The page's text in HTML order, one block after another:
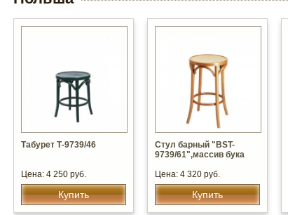
Табурет Т-9739/46
Цена: 4 250 руб.
Купить
Стул барный "BST-
9739/61",массив бука
Цена: 4 320 руб.
Купить